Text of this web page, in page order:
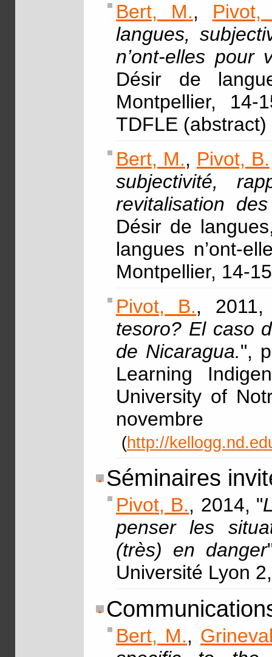
Bert, M., Pivot,
langues,
n’ont-elles pour
Désir de
Montpellier,
TDFLE (abstract)
Bert, M., Pivot, B.
subjectivité,
revitalisation
Désir de
langues n’ont-
Montpellier, 14-
Pivot, B.,
tesoro? El caso
de Nicaragua.",
Learning
University of
(http://
Séminaires
Pivot, B., 2014, "
penser les
(très) en danger
Université Lyon
Bert, M.,